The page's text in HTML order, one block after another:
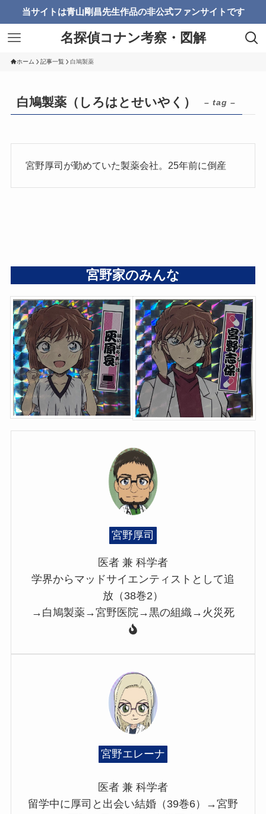
当サイトは青山剛昌先生作品の非公式ファンサイトです
名探偵コナン考察・図解
ホーム 記事一覧 白鳩製薬
白鳩製薬（しろはとせいやく） – tag –
宮野厚司が勤めていた製薬会社。25年前に倒産
宮野家のみんな
宮野厚司
医者 兼 科学者
学界からマッドサイエンティストとして追
放（38巻2）
→白鳩製薬→宮野医院→黒の組織→火災死
宮野エレーナ
医者 兼 科学者
留学中に厚司と出会い結婚（39巻6）→宮野